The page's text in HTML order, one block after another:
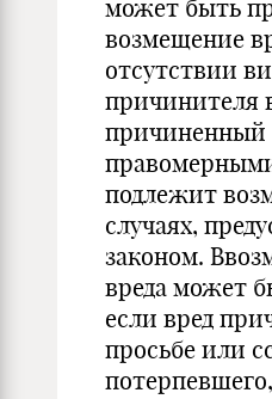
может быть
возмещение
отсутствии
причинителя
причиненный
подлежит
случаях,
законом.
вреда может
если вред
просьбе или